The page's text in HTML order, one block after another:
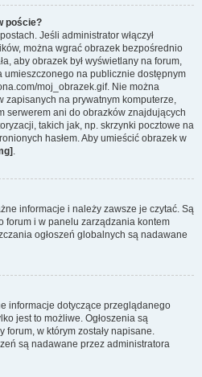
poście?
Jeśli administrator włączył
można wgrać obrazek bezpośrednio
aby obrazek był wyświetlany na forum,
na publicznie dostępnym
moj_obrazek.gif. Nie można
zapisanych na prywatnym komputerze,
serwerem ani do obrazków znajdujących
takich jak, np. skrzynki pocztowe na
hasłem. Aby umieścić obrazek w
.
informacje i należy zawsze je czytać. Są
forum i w panelu zarządzania kontem
ogłoszeń globalnych są nadawane
informacje dotyczące przeglądanego
jest to możliwe. Ogłoszenia są
w którym zostały napisane.
są nadawane przez administratora